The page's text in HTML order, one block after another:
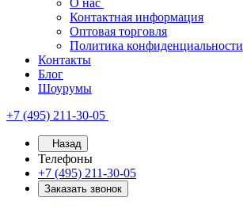
О нас
Контактная информация
Оптовая торговля
Политика конфиденциальности
Контакты
Блог
Шоурумы
+7 (495) 211-30-05
Назад
Телефоны
+7 (495) 211-30-05
Заказать звонок